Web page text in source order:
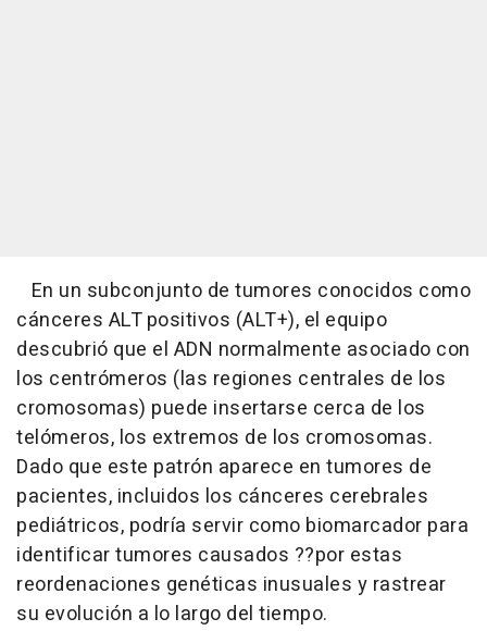
En un subconjunto de tumores conocidos como
cánceres ALT positivos (ALT+), el equipo
descubrió que el ADN normalmente asociado con
los centrómeros (las regiones centrales de los
cromosomas) puede insertarse cerca de los
telómeros, los extremos de los cromosomas.
Dado que este patrón aparece en tumores de
pacientes, incluidos los cánceres cerebrales
pediátricos, podría servir como biomarcador para
identificar tumores causados ??por estas
reordenaciones genéticas inusuales y rastrear
su evolución a lo largo del tiempo.